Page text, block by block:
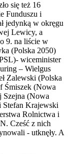
się też 16
Funduszu i
jedynką w okręgu
Lewicy, a
9. na liście w
(Polska 2050)
wiceminister
– Wielgus
Zalewski (Polska
Śmiszek (Nowa
Szejna (Nowa
Krajewski
Rolnictwa i
Cześć z nich
- utknęły. A